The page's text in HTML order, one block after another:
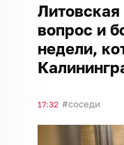
вопрос и
недели,
17:32 соседи